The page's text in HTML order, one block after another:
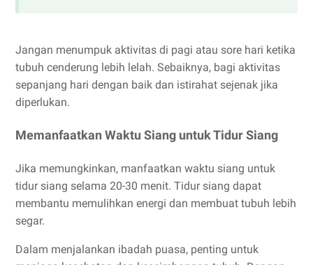
Jangan menumpuk aktivitas di pagi atau sore hari ketika
tubuh cenderung lebih lelah. Sebaiknya, bagi aktivitas
sepanjang hari dengan baik dan istirahat sejenak jika
diperlukan.
Memanfaatkan Waktu Siang untuk Tidur Siang
Jika memungkinkan, manfaatkan waktu siang untuk
tidur siang selama 20-30 menit. Tidur siang dapat
membantu memulihkan energi dan membuat tubuh lebih
segar.
Dalam menjalankan ibadah puasa, penting untuk